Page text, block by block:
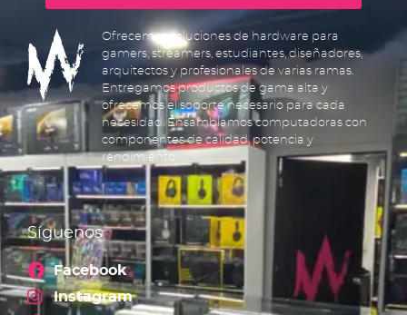
Ofrecemos soluciones de hardware para
gamers, streamers, estudiantes, diseñadores,
arquitectos y profesionales de varias ramas.
Entregamos productos de gama alta y
ofrecemos el soporte necesario para cada
necesidad. Ensamblamos computadoras con
componentes de calidad, potencia y
rendimiento.
Síguenos
Facebook
Instagram